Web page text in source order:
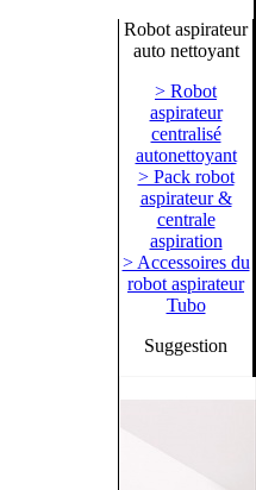
Robot aspirateur
auto nettoyant
> Robot
aspirateur
centralisé
autonettoyant
> Pack robot
aspirateur &
centrale
aspiration
> Accessoires du
robot aspirateur
Tubo
Suggestion